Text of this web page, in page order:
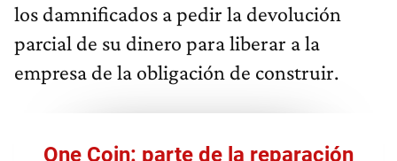
los damnificados a pedir la devolución
parcial de su dinero para liberar a la
empresa de la obligación de construir.
One Coin: parte de la reparación